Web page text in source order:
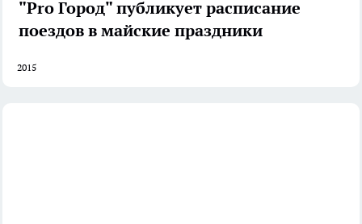
"Pro Город" публикует расписание
поездов в майские праздники
2015